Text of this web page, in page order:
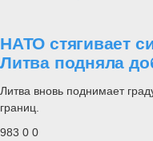
НАТО стягивает
Литва подняла
Литва вновь поднимает
границ.
983 0 0